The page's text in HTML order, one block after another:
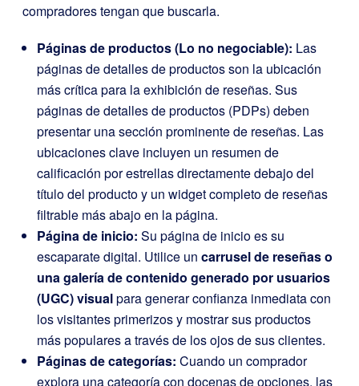
compradores tengan que buscarla.
Páginas de productos (Lo no negociable): Las
páginas de detalles de productos son la ubicación
más crítica para la exhibición de reseñas. Sus
páginas de detalles de productos (PDPs) deben
presentar una sección prominente de reseñas. Las
ubicaciones clave incluyen un resumen de
calificación por estrellas directamente debajo del
título del producto y un widget completo de reseñas
filtrable más abajo en la página.
Página de inicio: Su página de inicio es su
escaparate digital. Utilice un carrusel de reseñas o
una galería de contenido generado por usuarios
(UGC) visualpara generar confianza inmediata con
los visitantes primerizos y mostrar sus productos
más populares a través de los ojos de sus clientes.
Páginas de categorías: Cuando un comprador
explora una categoría con docenas de opciones, las